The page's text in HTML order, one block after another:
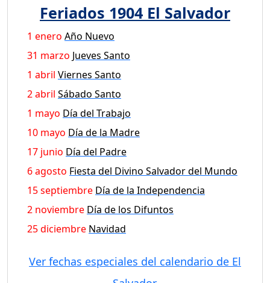
Feriados 1904 El Salvador
1 enero Año Nuevo
31 marzo Jueves Santo
1 abril Viernes Santo
2 abril Sábado Santo
1 mayo Día del Trabajo
10 mayo Día de la Madre
17 junio Día del Padre
6 agosto Fiesta del Divino Salvador del Mundo
15 septiembre Día de la Independencia
2 noviembre Día de los Difuntos
25 diciembre Navidad
Ver fechas especiales del calendario de El